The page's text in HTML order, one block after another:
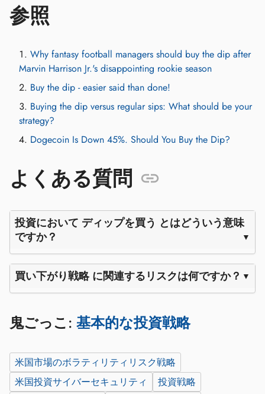
参照
Why fantasy football managers should buy the dip after
Marvin Harrison Jr.'s disappointing rookie season
Buy the dip - easier said than done!
Buying the dip versus regular sips: What should be your
strategy?
Dogecoin Is Down 45%. Should You Buy the Dip?
よくある質問
投資において ディップを買う とはどういう意味
ですか？
買い下がり戦略 に関連するリスクは何ですか？
鬼ごっこ: 基本的な投資戦略
米国市場のボラティリティリスク戦略
米国投資サイバーセキュリティ
投資戦略